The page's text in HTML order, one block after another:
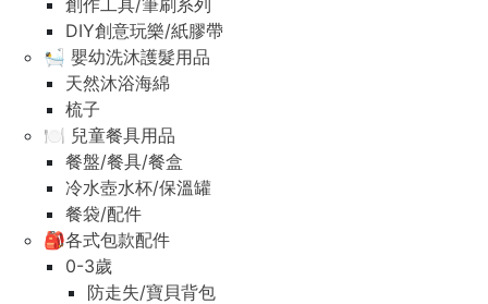
創作工具/筆刷系列
DIY創意玩樂/紙膠帶
🛀 嬰幼洗沐護髮用品
天然沐浴海綿
梳子
🍽️ 兒童餐具用品
餐盤/餐具/餐盒
冷水壺水杯/保溫罐
餐袋/配件
🎒各式包款配件
0-3歲
防走失/寶貝背包